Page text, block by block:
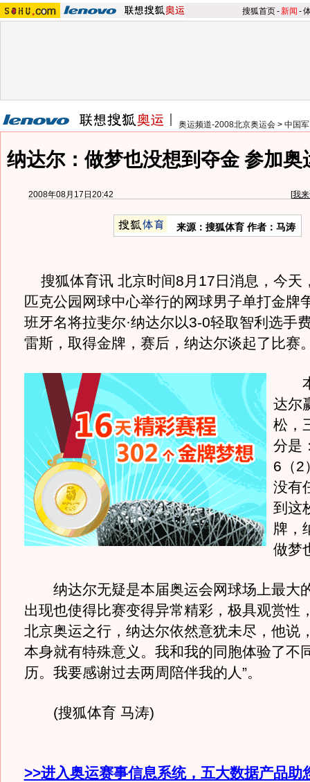
搜狐首页-新闻 -
奥运频道-2008北京奥运会 > 中国
纳达尔：做梦也没想到夺金 参加奥
2008年08月17日20:42 [我
来源：搜狐体育 作者：马涛
搜狐体育讯 北京时间8月17日消息，今天
匹克公园网球中心举行的网球男子单打金牌
班牙名将拉斐尔·纳达尔以3-0轻取智利选手
雷斯，取得金牌，赛后，纳达尔谈起了比赛
本
达尔
松，
分是
6（2
没有
到这
牌，
做梦
纳达尔无疑是本届奥运会网球场上最大
出现也使得比赛变得异常精彩，极具观赏性
北京奥运之行，纳达尔依然意犹未尽，他说
本身就有特殊意义。我和我的同胞体验了不
历。我要感谢过去两周陪伴我的人”。
(搜狐体育 马涛)
>>进入奥运赛事信息系统，五大数据产品助